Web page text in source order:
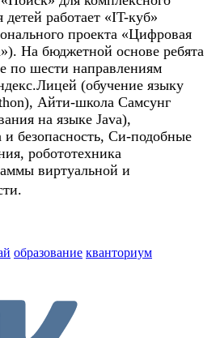
детей работает «IT-куб»
проекта «Цифровая
На бюджетной основе ребята
по шести направлениям
(обучение языку
Айти-школа Самсунг
на языке Java),
и безопасность, Си-подобные
робототехника
виртуальной и
образование кванториум